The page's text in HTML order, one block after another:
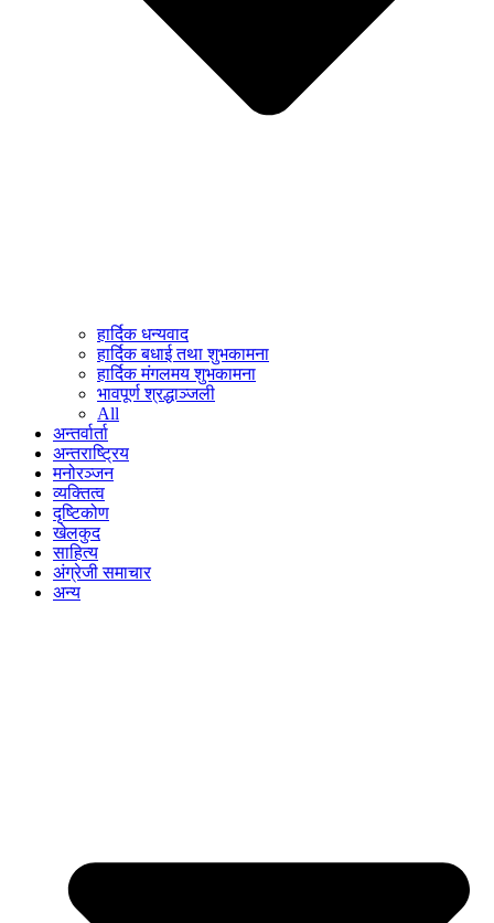
हार्दिक धन्यवाद
हार्दिक बधाई तथा शुभकामना
हार्दिक मंगलमय शुभकामना
भावपूर्ण श्रद्धाञ्जली
All
अन्तर्वार्ता
अन्तराष्ट्रिय
मनोरञ्जन
व्यक्तित्व
दृष्टिकोण
खेलकुद
साहित्य
अंग्रेजी समाचार
अन्य